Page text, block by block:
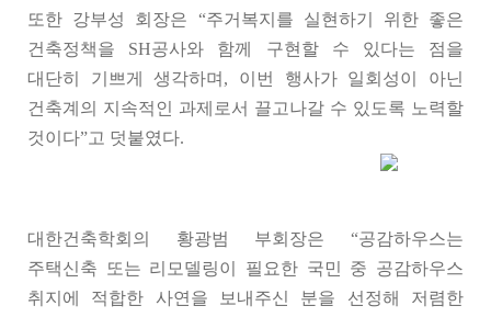
또한 강부성 회장은 “주거복지를 실현하기 위한 좋은
건축정책을 SH공사와 함께 구현할 수 있다는 점을
대단히 기쁘게 생각하며, 이번 행사가 일회성이 아닌
건축계의 지속적인 과제로서 끌고나갈 수 있도록 노력할
것이다”고 덧붙였다.
대한건축학회의 황광범 부회장은 “공감하우스는
주택신축 또는 리모델링이 필요한 국민 중 공감하우스
취지에 적합한 사연을 보내주신 분을 선정해 저렴한